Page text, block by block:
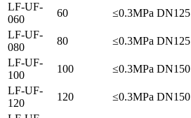
LF-UF-
060
60 ≤0.3MPa DN125
LF-UF-
080
80 ≤0.3MPa DN125
LF-UF-
100
100 ≤0.3MPa DN150
LF-UF-
120
120 ≤0.3MPa DN150